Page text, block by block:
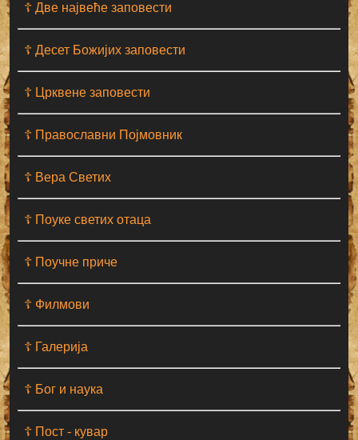
☦ Две највеће заповести
☦ Десет Божијих заповести
☦ Црквене заповести
☦ Православни Појмовник
☦ Вера Светих
☦ Поуке светих отаца
☦ Поучне приче
☦ Филмови
☦ Галерија
☦ Бог и наука
☦ Пост - кувар